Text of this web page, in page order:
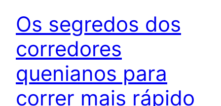
Os segredos dos
corredores
quenianos para
correr mais rápido